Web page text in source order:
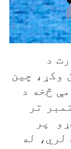
د
وکړ، چین
به د روانې میاشتې له ۱۵مې څخه د
د سپتمبر تر
پر
له